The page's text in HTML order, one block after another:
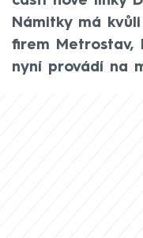
Námitky má
firem Metrostav,
nyní provádí na